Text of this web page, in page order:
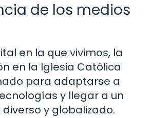
de los medios
en la que vivimos, la
en la Iglesia Católica
para adaptarse a
y llegar a un
y globalizado.